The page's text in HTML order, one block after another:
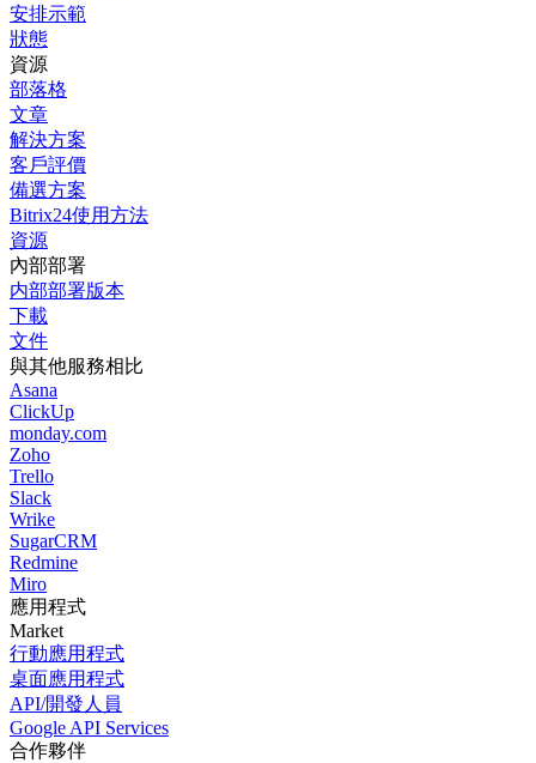
安排示範
狀態
資源
部落格
文章
解決方案
客戶評價
備選方案
Bitrix24使用方法
資源
內部部署
内部部署版本
下載
文件
與其他服務相比
Asana
ClickUp
monday.com
Zoho
Trello
Slack
Wrike
SugarCRM
Redmine
Miro
應用程式
Market
行動應用程式
桌面應用程式
API/開發人員
Google API Services
合作夥伴